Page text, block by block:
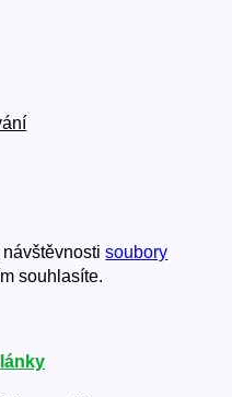
návštěvnostisoubory
souhlasíte.